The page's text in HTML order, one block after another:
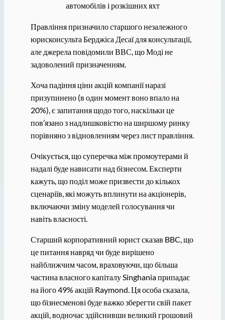
автомобілів і розкішних яхт
Правління призначило старшого незалежного
юрисконсульта Берджіса Десаї для консультації,
але джерела повідомили ВВС, що Моді не
задоволений призначенням.
Хоча падіння ціни акцій компанії наразі
призупинено (в один момент воно впало на
20%), є запитання щодо того, наскільки це
пов’язано з надлишковістю на ширшому ринку
порівняно з відновленням через лист правління.
Очікується, що суперечка між промоутерами й
надалі буде нависати над бізнесом. Експерти
кажуть, що поділ може призвести до кількох
сценаріїв, які можуть вплинути на акціонерів,
включаючи зміну моделей голосування чи
навіть власності.
Старший корпоративний юрист сказав BBC, що
це питання навряд чи буде вирішено
найближчим часом, враховуючи, що більша
частина власного капіталу Singhania припадає
на його 49% акцій Raymond. Ця особа сказала,
що бізнесменові буде важко зберегти свій пакет
акцій, водночас здійснивши великий грошовий